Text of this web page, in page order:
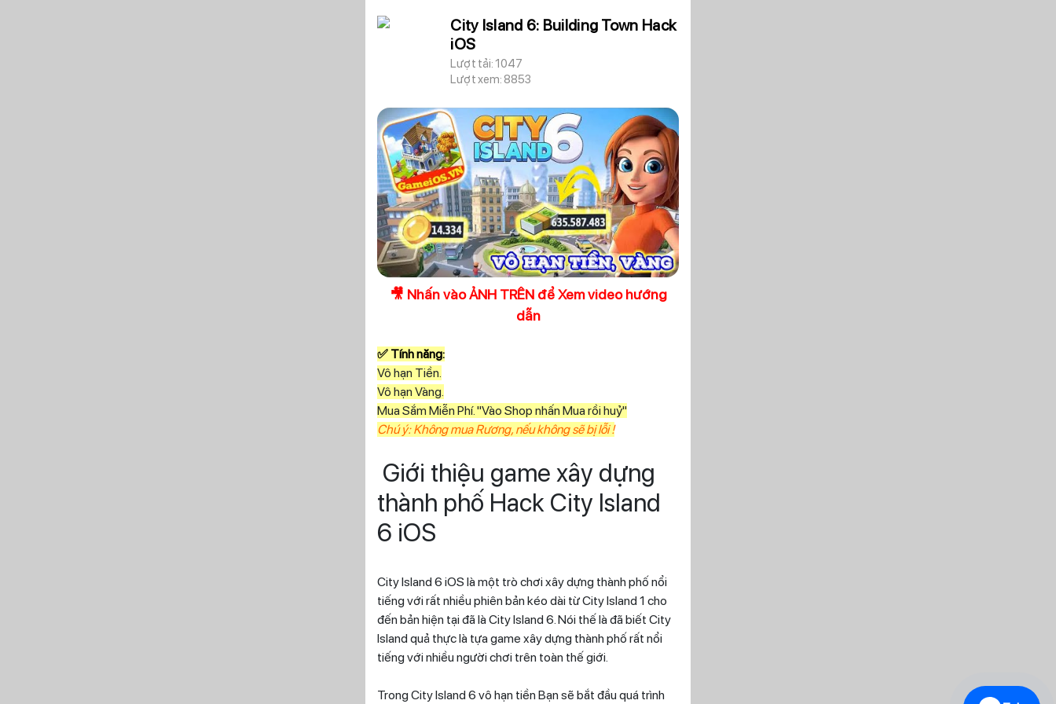
City Island 6: Building Town Hack
iOS
Lượt tải: 1047
Lượt xem: 8853
🎥 Nhấn vào ẢNH TRÊN để Xem video hướng
dẫn
✅ Tính năng:
Vô hạn Tiền.
Vô hạn Vàng.
Mua Sắm Miễn Phí. "Vào Shop nhấn Mua rồi huỷ"
Chú ý: Không mua Rương, nếu không sẽ bị lỗi !
Giới thiệu game xây dựng
thành phố Hack City Island
6 iOS
City Island 6 iOS là một trò chơi xây dựng thành phố nổi
tiếng với rất nhiều phiên bản kéo dài từ City Island 1 cho
đến bản hiện tại đã là City Island 6. Nói thế là đã biết City
Island quả thực là tựa game xây dựng thành phố rất nổi
tiếng với nhiều người chơi trên toàn thế giới.
Trong City Island 6 vô hạn tiền Bạn sẽ bắt đầu quá trình